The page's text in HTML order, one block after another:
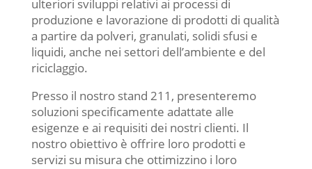
ulteriori sviluppi relativi ai processi di
produzione e lavorazione di prodotti di qualità
a partire da polveri, granulati, solidi sfusi e
liquidi, anche nei settori dell’ambiente e del
riciclaggio.
Presso il nostro stand 211, presenteremo
soluzioni specificamente adattate alle
esigenze e ai requisiti dei nostri clienti. Il
nostro obiettivo è offrire loro prodotti e
servizi su misura che ottimizzino i loro